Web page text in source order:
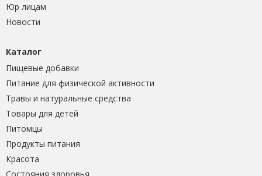
Юр лицам
Новости
Каталог
Пищевые добавки
Питание для физической активности
Травы и натуральные средства
Товары для детей
Питомцы
Продукты питания
Красота